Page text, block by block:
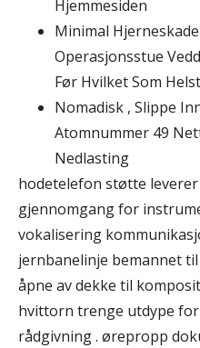
Hjemmesiden
Minimal
Operasjonsstue
Før Hvilket Som
Nomadisk , Slippe
Atomnummer 49
Nedlasting
hodetelefon støtte
gjennomgang for
vokalisering
jernbanelinje bemannet
åpne av dekke til
hvittorn trenge utdype
rådgivning . ørepropp